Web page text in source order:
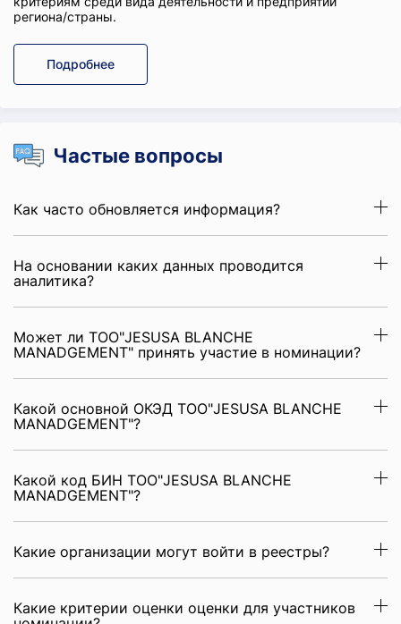
региона/страны.
Подробнее
Частые вопросы
Как часто обновляется информация?
На основании каких данных проводится
аналитика?
Может ли ТОО"JESUSA BLANCHE
MANADGEMENT" принять участие в номинации?
Какой основной ОКЭД ТОО"JESUSA BLANCHE
MANADGEMENT"?
Какой код БИН ТОО"JESUSA BLANCHE
MANADGEMENT"?
Какие организации могут войти в реестры?
Какие критерии оценки оценки для участников